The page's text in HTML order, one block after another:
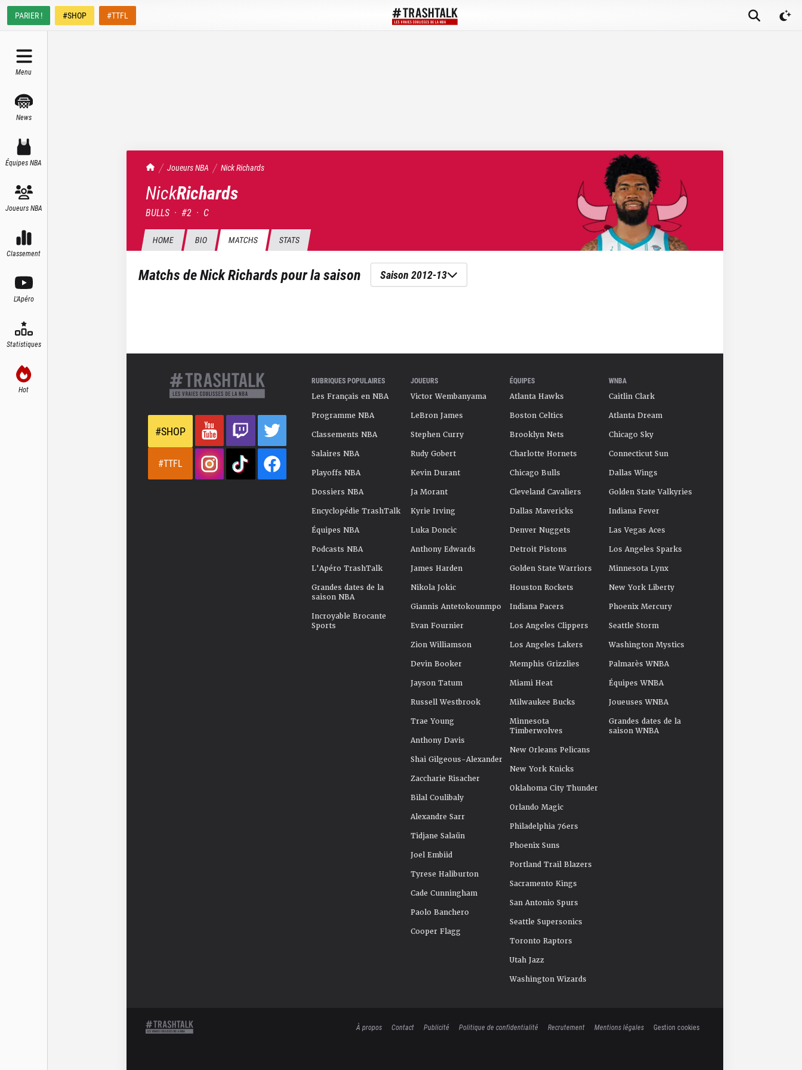
PARIER ! #SHOP #TTFL
Menu
News
Équipes NBA
Joueurs NBA
Classement
L'Apéro
Statistiques
Hot
TrashTalk Actu NBA
Joueurs NBA NickRichards
NickRichards
BULLS · #2 · C
HOME BIO MATCHS STATS
Matchs deNick Richardspour la saison Saison 2012-13
#SHOP
#TTFL
RUBRIQUES POPULAIRES
Les Français en NBA
Programme NBA
Classements NBA
Salaires NBA
Playoffs NBA
Dossiers NBA
Encyclopédie TrashTalk
Équipes NBA
Podcasts NBA
L'Apéro TrashTalk
Grandes dates de la
saison NBA
Incroyable Brocante
Sports
JOUEURS
Victor Wembanyama
LeBron James
Stephen Curry
Rudy Gobert
Kevin Durant
Ja Morant
Kyrie Irving
Luka Doncic
Anthony Edwards
James Harden
Nikola Jokic
Giannis Antetokounmpo
Evan Fournier
Zion Williamson
Devin Booker
Jayson Tatum
Russell Westbrook
Trae Young
Anthony Davis
Shai Gilgeous-Alexander
Zaccharie Risacher
Bilal Coulibaly
Alexandre Sarr
Tidjane Salaün
Joel Embiid
Tyrese Haliburton
Cade Cunningham
Paolo Banchero
Cooper Flagg
ÉQUIPES
Atlanta Hawks
Boston Celtics
Brooklyn Nets
Charlotte Hornets
Chicago Bulls
Cleveland Cavaliers
Dallas Mavericks
Denver Nuggets
Detroit Pistons
Golden State Warriors
Houston Rockets
Indiana Pacers
Los Angeles Clippers
Los Angeles Lakers
Memphis Grizzlies
Miami Heat
Milwaukee Bucks
Minnesota
Timberwolves
New Orleans Pelicans
New York Knicks
Oklahoma City Thunder
Orlando Magic
Philadelphia 76ers
Phoenix Suns
Portland Trail Blazers
Sacramento Kings
San Antonio Spurs
Seattle Supersonics
Toronto Raptors
Utah Jazz
Washington Wizards
WNBA
Caitlin Clark
Atlanta Dream
Chicago Sky
Connecticut Sun
Dallas Wings
Golden State Valkyries
Indiana Fever
Las Vegas Aces
Los Angeles Sparks
Minnesota Lynx
New York Liberty
Phoenix Mercury
Seattle Storm
Washington Mystics
Palmarès WNBA
Équipes WNBA
Joueuses WNBA
Grandes dates de la
saison WNBA
À propos Contact Publicité Politique de confidentialité Recrutement Mentions légales Gestion cookies